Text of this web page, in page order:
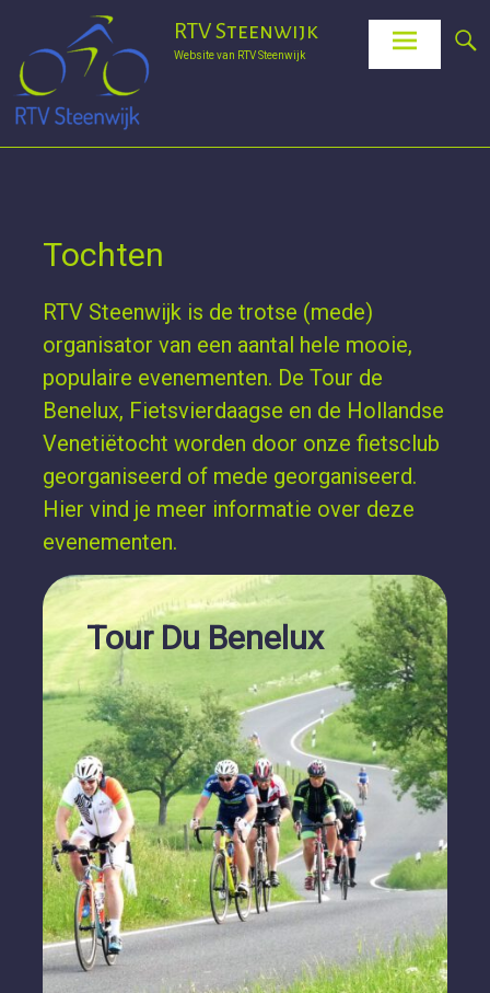
naar
de
inhoud
RTV Steenwijk
Website van RTV Steenwijk
Tochten
RTV Steenwijk is de trotse (mede)
organisator van een aantal hele mooie,
populaire evenementen. De Tour de
Benelux, Fietsvierdaagse en de Hollandse
Venetiëtocht worden door onze fietsclub
georganiseerd of mede georganiseerd.
Hier vind je meer informatie over deze
evenementen.
Tour Du Benelux